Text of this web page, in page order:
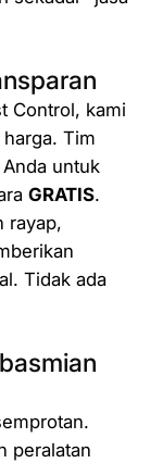
Control, kami
Tim
untuk
GRATIS.
rayap,
Tidak ada
peralatan